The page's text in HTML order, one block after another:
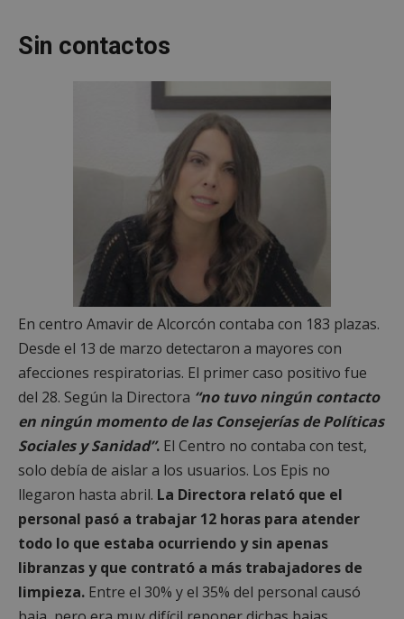
Sin contactos
En centro Amavir de Alcorcón contaba con 183 plazas.
Desde el 13 de marzo detectaron a mayores con
afecciones respiratorias. El primer caso positivo fue
del 28. Según la Directora “no tuvo ningún contacto
en ningún momento de las Consejerías de Políticas
Sociales y Sanidad”. El Centro no contaba con test,
solo debía de aislar a los usuarios. Los Epis no
llegaron hasta abril. La Directora relató que el
personal pasó a trabajar 12 horas para atender
todo lo que estaba ocurriendo y sin apenas
libranzas y que contrató a más trabajadores de
limpieza. Entre el 30% y el 35% del personal causó